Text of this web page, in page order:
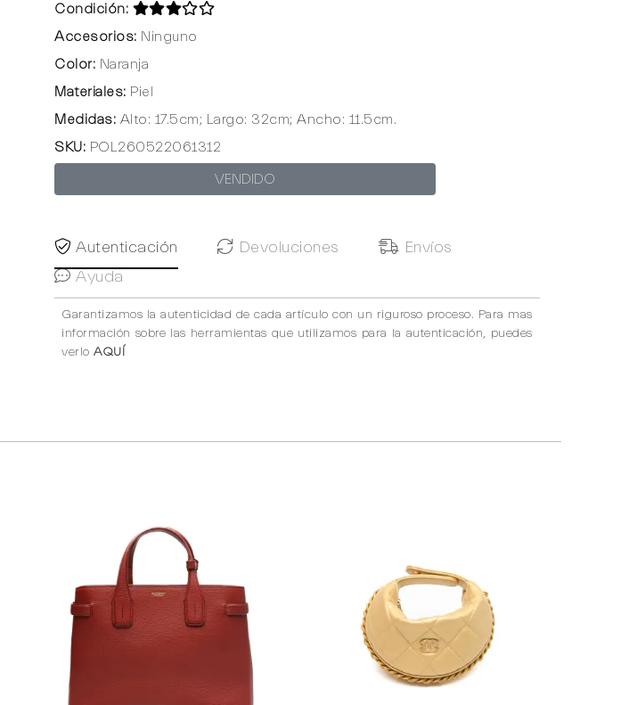
Condición:
Accesorios: Ninguno
Color: Naranja
Materiales: Piel
Medidas: Alto: 17.5cm; Largo: 32cm; Ancho: 11.5cm.
SKU: POL260522061312
VENDIDO
Autenticación Devoluciones
Envíos
Ayuda
Garantizamos la autenticidad de cada artículo con un riguroso proceso. Para mas
información sobre las herramientas que utilizamos para la autenticación, puedes
verlo AQUÍ